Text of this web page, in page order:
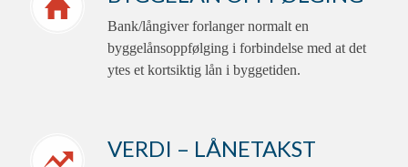
Bank/långiver forlanger normalt en
byggelånsoppfølging i forbindelse med at det
ytes et kortsiktig lån i byggetiden.
VERDI – LÅNETAKST